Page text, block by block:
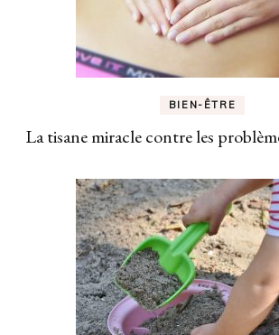
BIEN-ÊTRE
La tisane miracle contre les